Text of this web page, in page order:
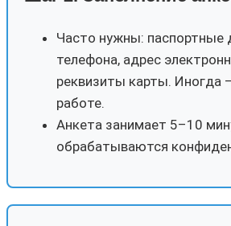
Часто нужны: паспортные
телефона, адрес
реквизиты карты. Иногда
работе.
Анкета занимает 5–10
обрабатываются